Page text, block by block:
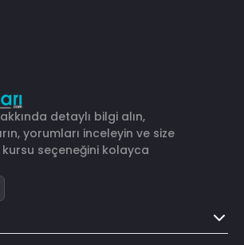
detaylı bilgi alın,
yorumları inceleyin ve size
seçeneğini kolayca